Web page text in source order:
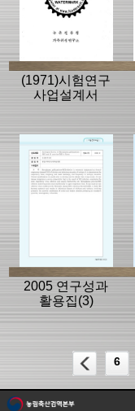
(1971)시험연구
사업설계서
2005 연구성과
활용집(3)
6